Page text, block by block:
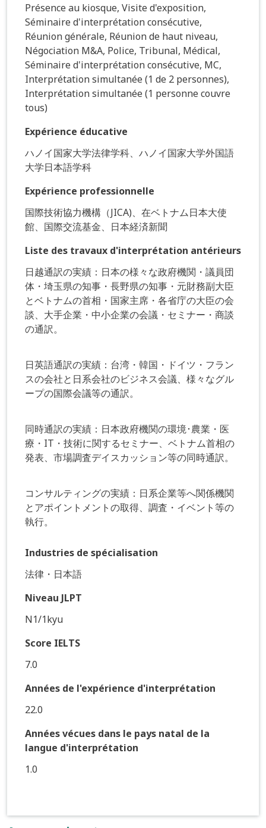
Présence au kiosque, Visite d'exposition,
Séminaire d'interprétation consécutive,
Réunion générale, Réunion de haut niveau,
Négociation M&A, Police, Tribunal, Médical,
Séminaire d'interprétation consécutive, MC,
Interprétation simultanée (1 de 2 personnes),
Interprétation simultanée (1 personne couvre
tous)
Expérience éducative
ハノイ国家大学法律学科、ハノイ国家大学外国語
大学日本語学科
Expérience professionnelle
国際技術協力機構（JICA)、在ベトナム日本大使
館、国際交流基金、日本経済新聞
Liste des travaux d'interprétation antérieurs
日越通訳の実績：日本の様々な政府機関・議員団
体・埼玉県の知事・長野県の知事・元財務副大臣
とベトナムの首相・国家主席・各省庁の大臣の会
談、大手企業・中小企業の会議・セミナー・商談
の通訳。
日英語通訳の実績：台湾・韓国・ドイツ・フラン
スの会社と日系会社のビジネス会議、様々なグル
ープの国際会議等の通訳。
同時通訳の実績：日本政府機関の環境･農業・医
療・IT・技術に関するセミナー、ベトナム首相の
発表、市場調査デイスカッション等の同時通訳。
コンサルティングの実績：日系企業等へ関係機関
とアポイントメントの取得、調査・イベント等の
執行。
Industries de spécialisation
法律・日本語
Niveau JLPT
N1/1kyu
Score IELTS
7.0
Années de l'expérience d'interprétation
22.0
Années vécues dans le pays natal de la
langue d'interprétation
1.0